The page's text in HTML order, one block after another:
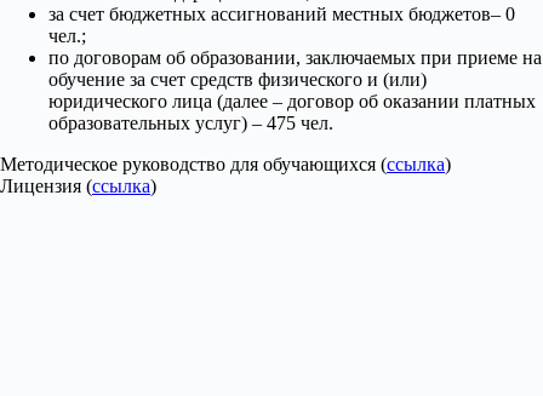
за счет бюджетных ассигнований местных бюджетов– 0
чел.;
по договорам об образовании, заключаемых при приеме на
обучение за счет средств физического и (или)
юридического лица (далее – договор об оказании платных
образовательных услуг) – 475 чел.
Методическое руководство для обучающихся (ссылка)
Лицензия (ссылка)